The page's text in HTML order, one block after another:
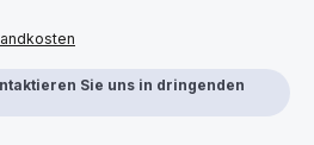
Sie uns in dringenden